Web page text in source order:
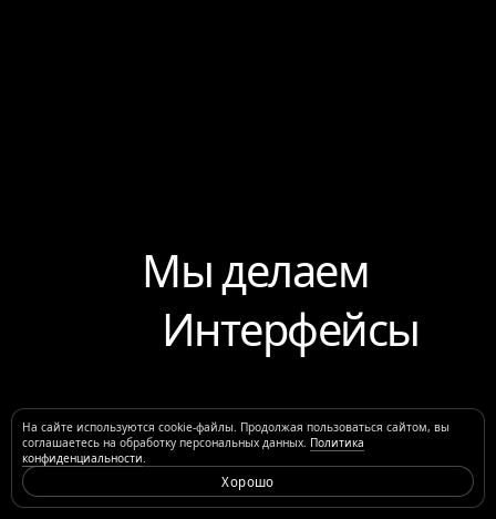
Мы делаем
Интерфейсы
На сайте используются cookie-файлы. Продолжая пользоваться сайтом, вы
соглашаетесь на обработку персональных данных. Политика
конфиденциальности.
Хорошо